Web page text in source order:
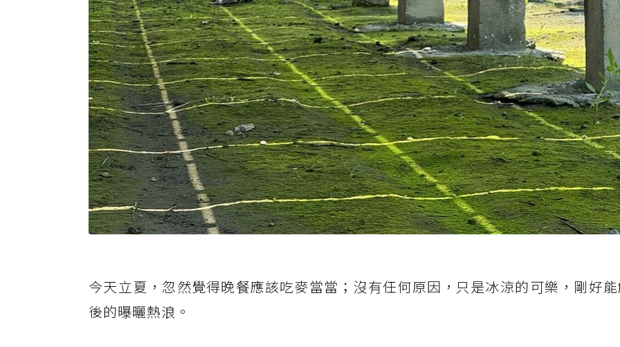
今天立夏，忽然覺得晚餐應該吃麥當當；沒有任何原因，只是冰涼的可樂，剛好
後的曝曬熱浪。